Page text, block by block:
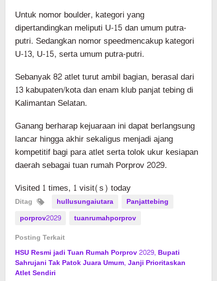
Untuk nomor boulder, kategori yang
dipertandingkan meliputi U-15 dan umum putra-
putri. Sedangkan nomor speedmencakup kategori
U-13, U-15, serta umum putra-putri.
Sebanyak 82 atlet turut ambil bagian, berasal dari
13 kabupaten/kota dan enam klub panjat tebing di
Kalimantan Selatan.
Ganang berharap kejuaraan ini dapat berlangsung
lancar hingga akhir sekaligus menjadi ajang
kompetitif bagi para atlet serta tolok ukur kesiapan
daerah sebagai tuan rumah Porprov 2029.
Visited 1 times, 1 visit(s) today
Ditag hullusungaiutara
Panjattebing
porprov2029
tuanrumahporprov
Posting Terkait
HSU Resmi jadi Tuan Rumah Porprov 2029, Bupati
Sahrujani Tak Patok Juara Umum, Janji Prioritaskan
Atlet Sendiri